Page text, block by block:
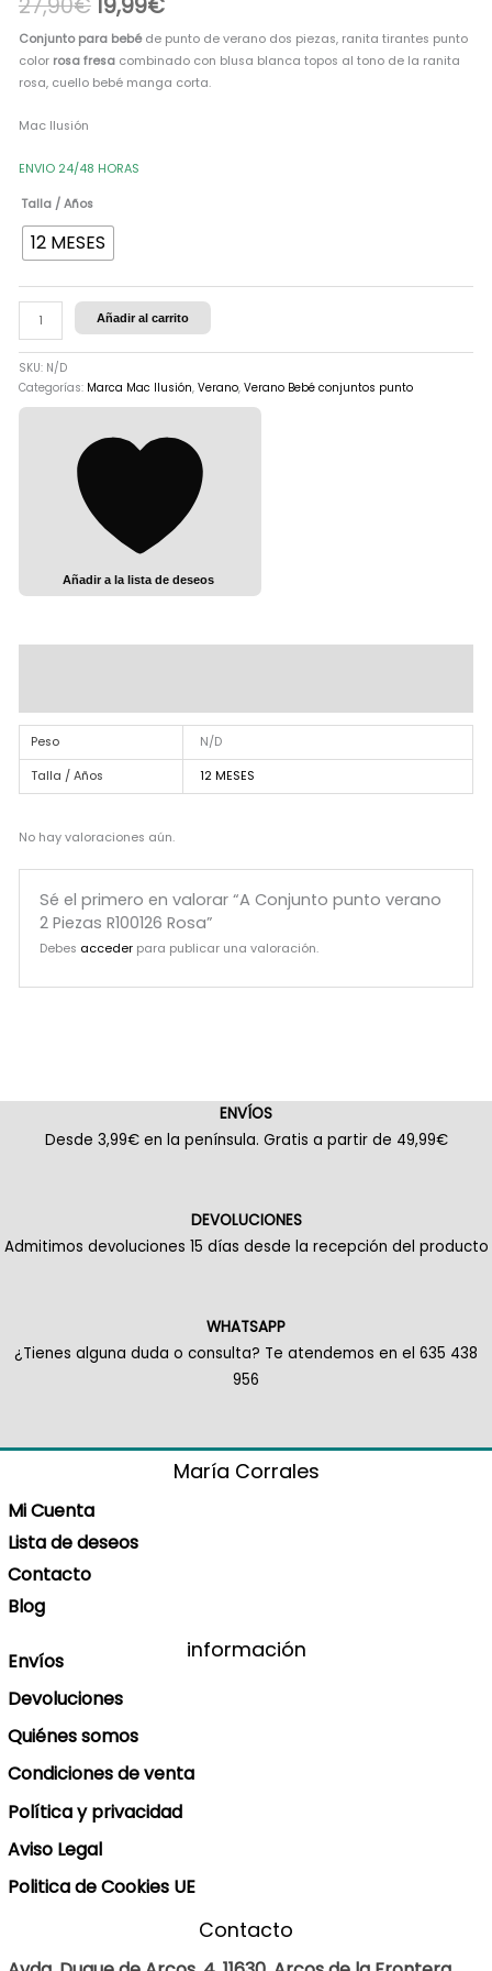
Conjunto para bebéde punto de verano dos piezas, ranita tirantes punto
color rosa fresacombinado con blusa blanca topos al tono de la ranita
rosa, cuello bebé manga corta.
Mac Ilusión
ENVIO 24/48 HORAS
Talla / Años
12 MESES
Añadir al carrito
SKU: N/D
Categorías: Marca Mac Ilusión, Verano, Verano Bebé conjuntos punto
Añadir a la lista de deseos
Peso N/D
Talla / Años 12 MESES
No hay valoraciones aún.
Sé el primero en valorar “A Conjunto punto verano
2 Piezas R100126 Rosa”
Debes acceder para publicar una valoración.
ENVÍOS
Desde 3,99€ en la península. Gratis a partir de 49,99€
DEVOLUCIONES
Admitimos devoluciones 15 días desde la recepción del producto
WHATSAPP
¿Tienes alguna duda o consulta? Te atendemos en el 635 438
956
María Corrales
Mi Cuenta
Lista de deseos
Contacto
Blog
información
Envíos
Devoluciones
Quiénes somos
Condiciones de venta
Política y privacidad
Aviso Legal
Politica de Cookies UE
Contacto